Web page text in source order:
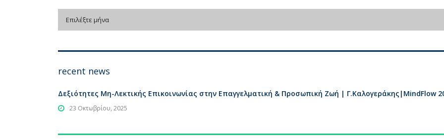
Επιλέξτε μήνα
recent news
Δεξιότητες Μη-Λεκτικής Επικοινωνίας στην Επαγγελματική & Προσωπική Ζωή | Γ.Καλογεράκης|MindFlow
23 Οκτωβρίου, 2025